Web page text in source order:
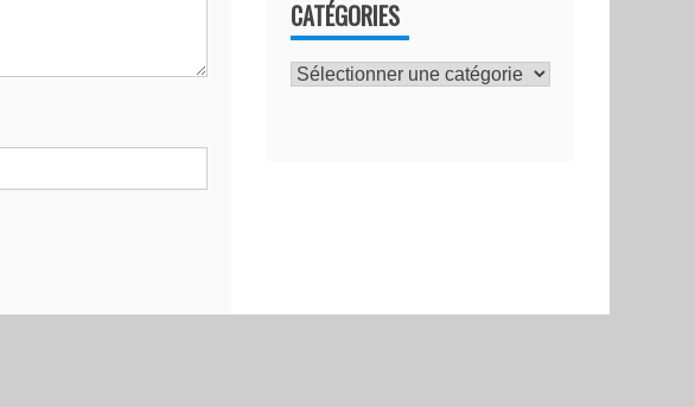
CATÉGORIES
Catégories